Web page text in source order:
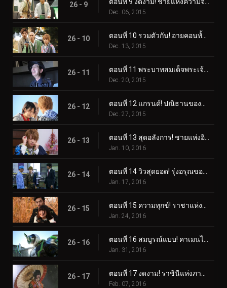
26 - 9
Dec. 06, 2015
26 - 10
Dec. 13, 2015
26 - 11
Dec. 20, 2015
26 - 12
Dec. 27, 2015
26 - 13
Jan. 10, 2016
26 - 14
Jan. 17, 2016
26 - 15
Jan. 24, 2016
26 - 16
Jan. 31, 2016
26 - 17
Feb. 07, 2016